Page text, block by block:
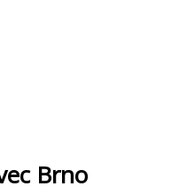
Brno